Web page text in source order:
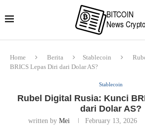
Home Berita Stablecoin
BRICS Lepas Diri dari Dolar AS?
Stablecoin
Rubel Digital Rusia: Kunci
dari Dolar AS?
written by Mei February 13, 2026